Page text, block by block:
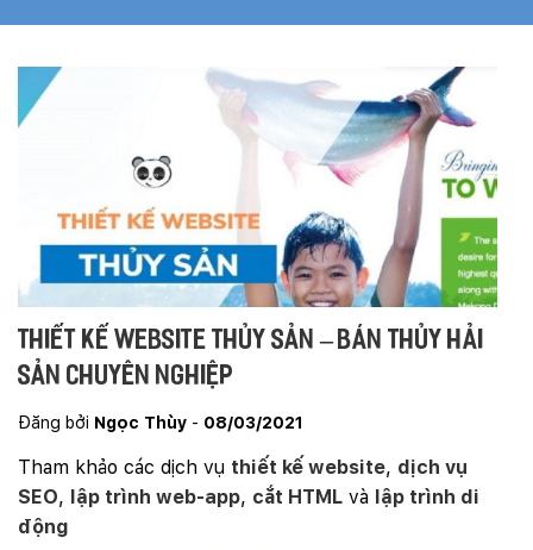
Thiết kế website thủy sản – bán thủy hải
sản chuyên nghiệp
Đăng bởi Ngọc Thùy - 08/03/2021
Tham khảo các dịch vụ thiết kế website, dịch vụ
SEO, lập trình web-app, cắt HTML và lập trình di
động